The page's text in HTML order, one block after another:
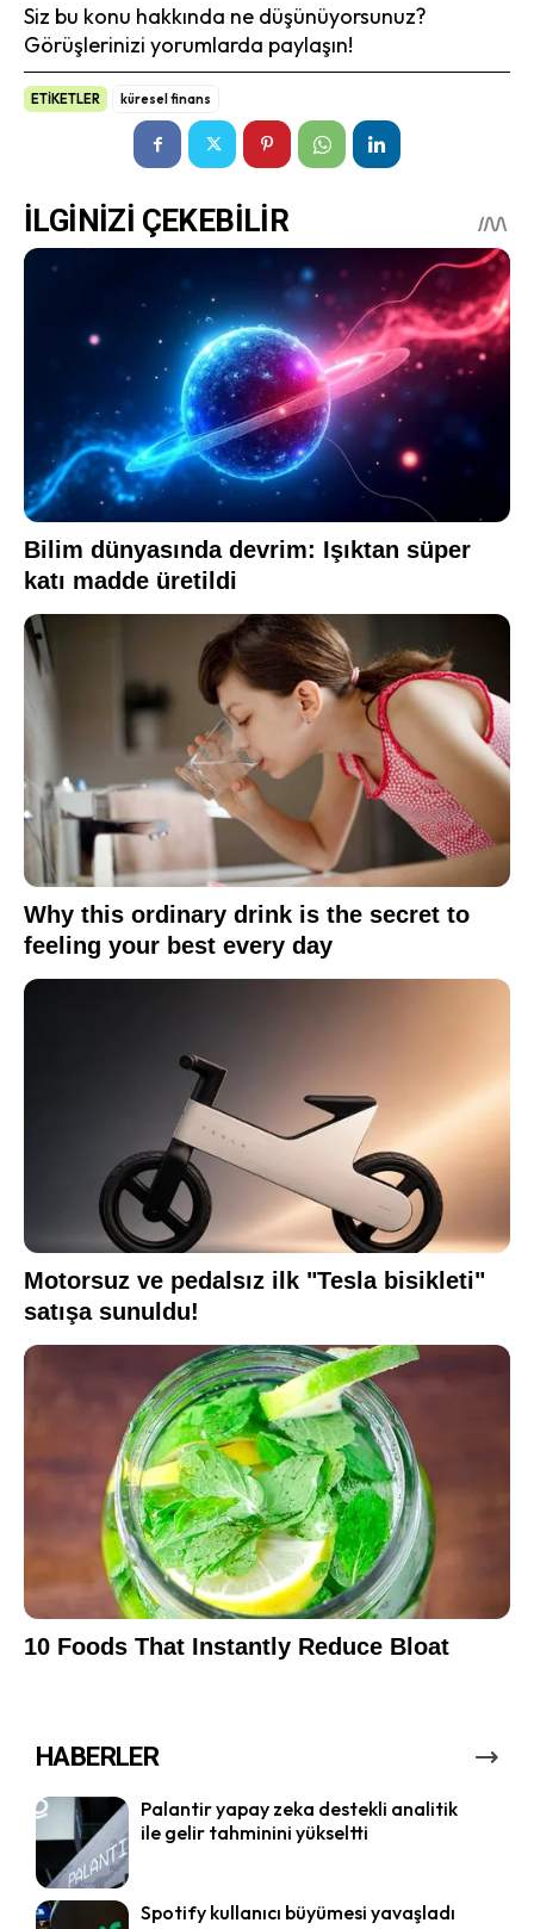
Siz bu konu hakkında ne düşünüyorsunuz?
Görüşlerinizi yorumlarda paylaşın!
ETİKETLER küresel finans
HABERLER
Palantir yapay zeka destekli analitik
ile gelir tahminini yükseltti
Spotify kullanıcı büyümesi yavaşladı